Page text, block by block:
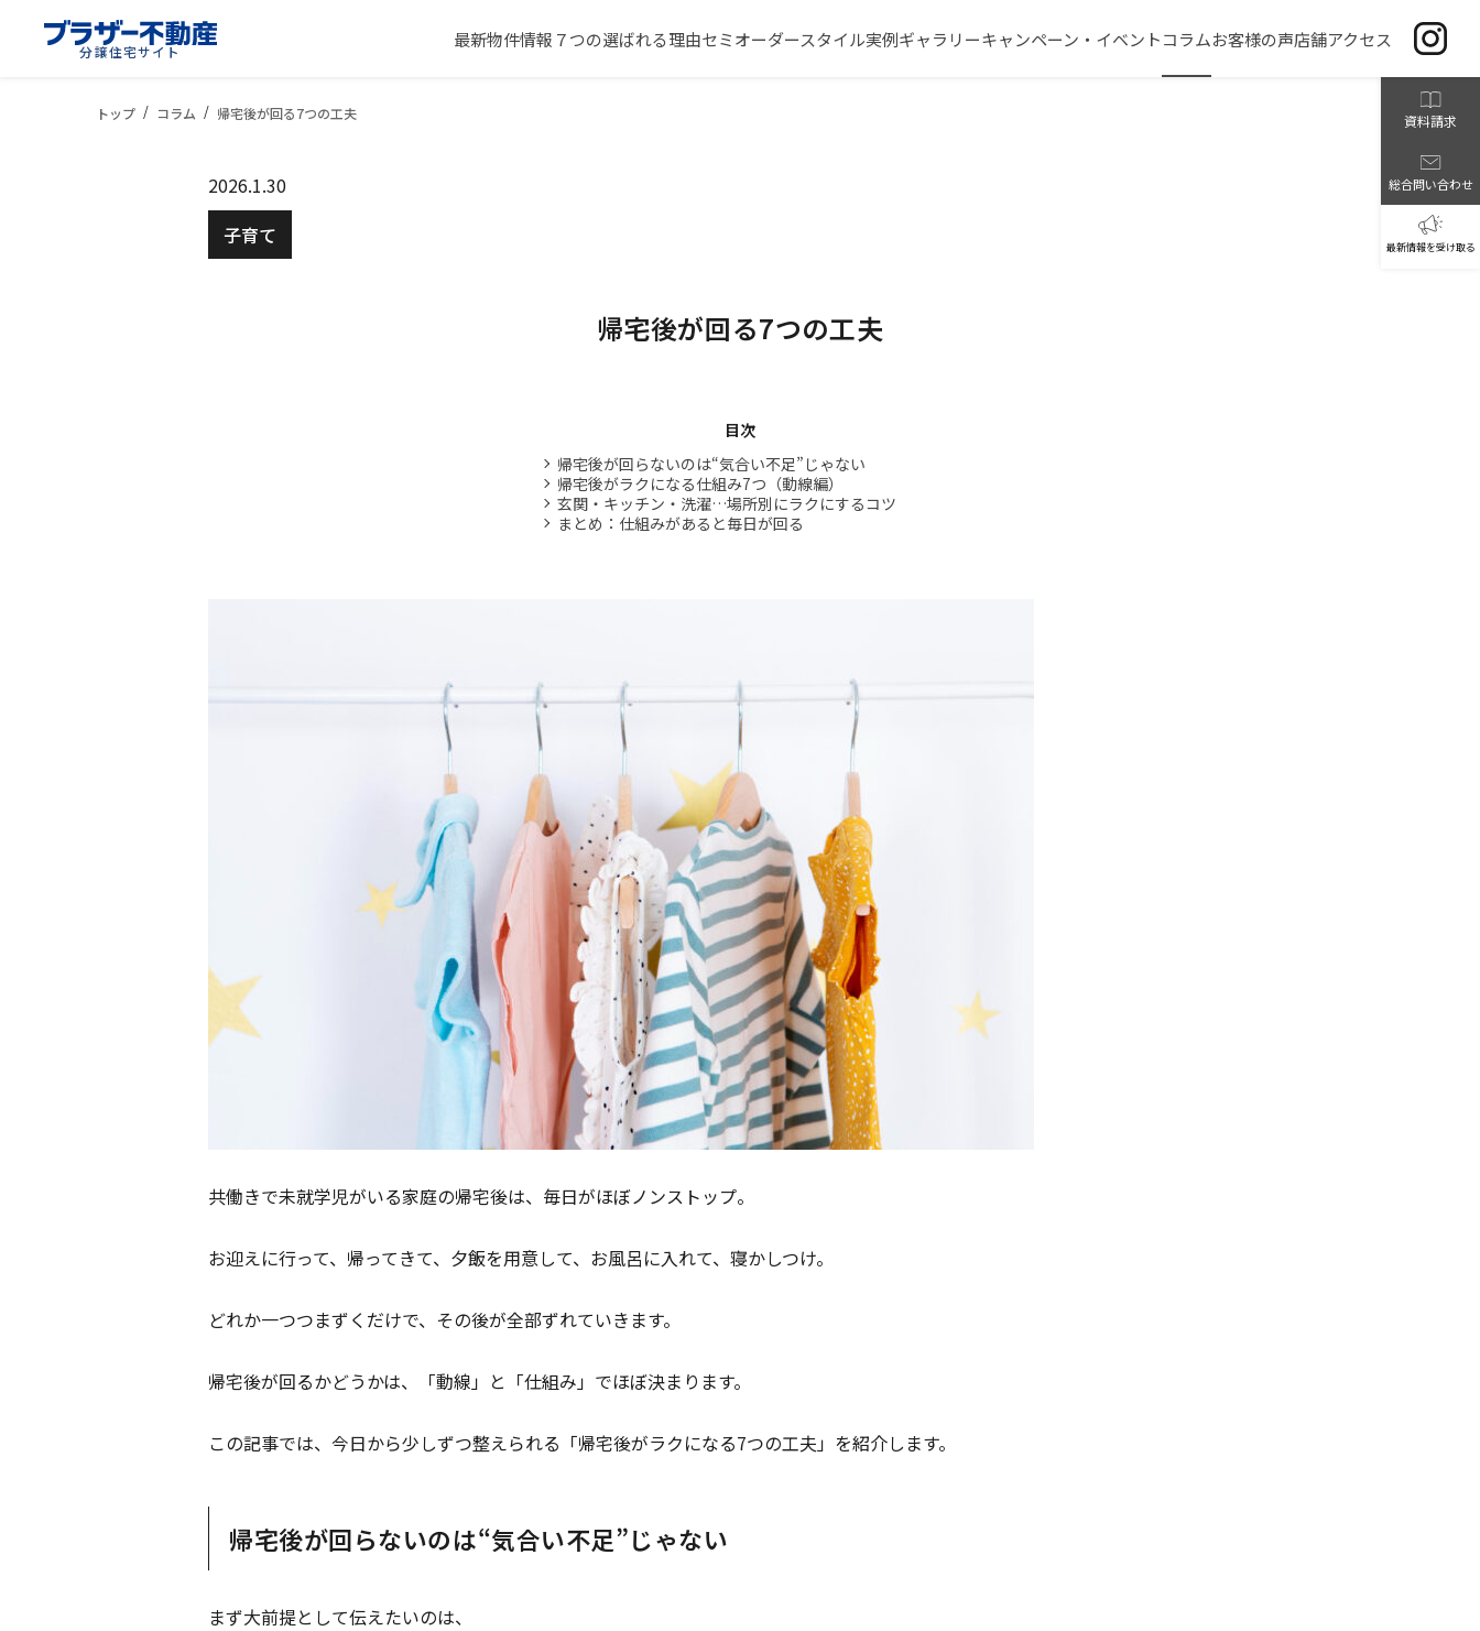
分譲住宅サイト
最新物件情報 ７つの選ばれる理由セミオーダースタイル実例ギャラリーキャンペーン・イベントコラムお客様の声店舗アクセス
資料請求
総合問い合わせ
最新情報を受け取る
トップ コラム 帰宅後が回る7つの工夫
2026.1.30
子育て
帰宅後が回る7つの工夫
目次
帰宅後が回らないのは“気合い不足”じゃない
帰宅後がラクになる仕組み7つ（動線編）
玄関・キッチン・洗濯…場所別にラクにするコツ
まとめ：仕組みがあると毎日が回る
共働きで未就学児がいる家庭の帰宅後は、毎日がほぼノンストップ。
お迎えに行って、帰ってきて、夕飯を用意して、お風呂に入れて、寝かしつけ。
どれか一つつまずくだけで、その後が全部ずれていきます。
帰宅後が回るかどうかは、「動線」と「仕組み」でほぼ決まります。
この記事では、今日から少しずつ整えられる「帰宅後がラクになる7つの工夫」を紹介します。
帰宅後が回らないのは“気合い不足”じゃない
まず大前提として伝えたいのは、